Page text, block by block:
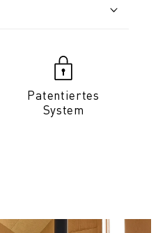
Patentiertes
System